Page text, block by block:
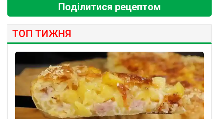
Поділитися рецептом
ТОП ТИЖНЯ